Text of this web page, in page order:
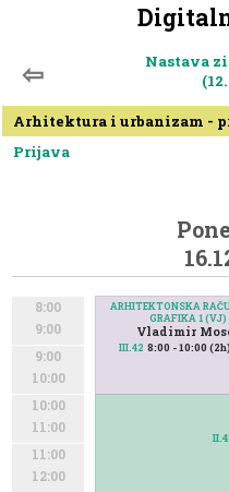
⇦
Nastava
Arhitektura i urbanizam -
Prijava
8:00
9:00
9:00
10:00
10:00
11:00
11:00
12:00
ARHITEKTONSKA
GRAFIKA 1 (VJ)
Vladimir
III.42 8:00 - 10:00